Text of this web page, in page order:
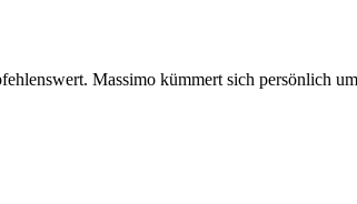
Massimo kümmert sich persönlich